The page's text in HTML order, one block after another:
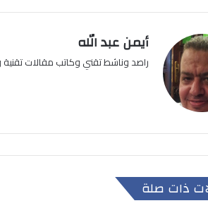
أيمن عبد الله
راصد وناشط تقني وكاتب مقالات
ذات صلة